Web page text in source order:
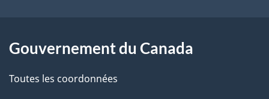
Gouvernement du Canada
Toutes les coordonnées